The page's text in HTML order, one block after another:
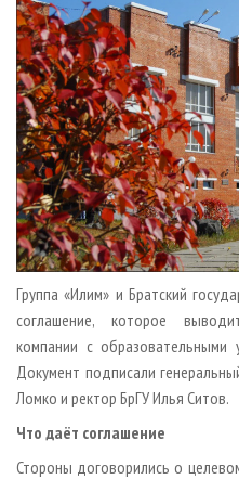
ДЕРЕВЯННОЕ
ПРОИЗВОДСТВО МЕБЕЛИ
БИОЭНЕРГЕТИКА
ЦБП
ИНСТРУМЕНТ И
ОФИЦИАЛЬНЫЕ ДЕЛЕГАЦИИ
ПРИОРИТЕТНЫЕ
RUSSIAN FORESTRY REVIEW
ГАЗЕТА ЛЕСПРОМФОРУМ
БИБЛИОТЕКА
Группа «Илим» и Братский
соглашение, которое
компании с
Документ подписали
Ломко и ректор БрГУ Илья Ситов.
Что даёт соглашение
Стороны договорились о